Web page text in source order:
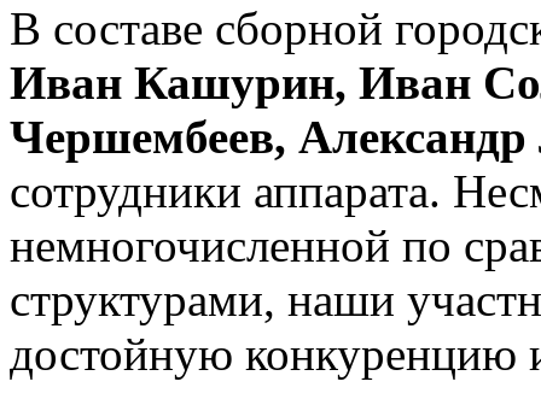
В составе сборной
Иван Кашурин, Иван
Чершембеев, Александр
сотрудники аппарата.
немногочисленной по
структурами, наши
достойную конкуренцию